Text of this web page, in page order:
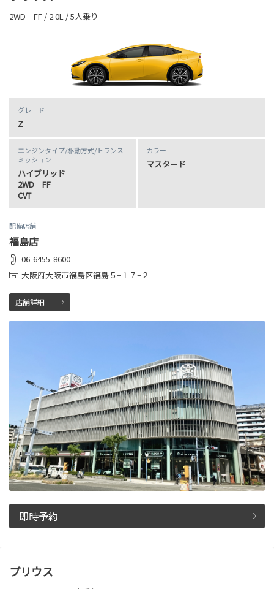
2WD FF / 2.0L / 5人乗り
グレード
Z
エンジンタイプ/駆動方式/トランス
ミッション
ハイブリッド
2WD FF
CVT
カラー
マスタード
配備店舗
福島店
06-6455-8600
大阪府大阪市福島区福島５−１７−２
店舗詳細
即時予約
プリウス